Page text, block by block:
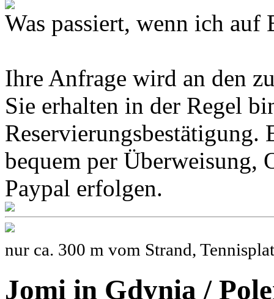
Was passiert, wenn ich
Ihre Anfrage wird an den
Sie erhalten in der Regel
Reservierungsbestätigung.
bequem per Überweisung,
Paypal erfolgen.
nur ca. 300 m vom Strand,
Jomi in Gdynia /